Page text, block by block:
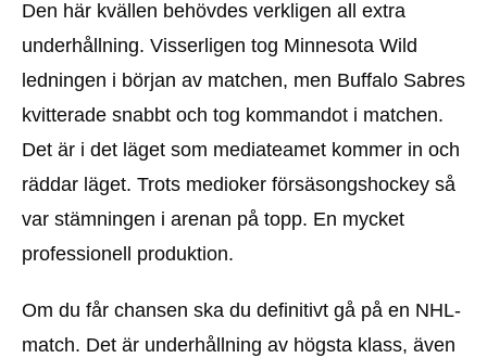
Den här kvällen behövdes verkligen all extra
underhållning. Visserligen tog Minnesota Wild
ledningen i början av matchen, men Buffalo Sabres
kvitterade snabbt och tog kommandot i matchen.
Det är i det läget som mediateamet kommer in och
räddar läget. Trots medioker försäsongshockey så
var stämningen i arenan på topp. En mycket
professionell produktion.
Om du får chansen ska du definitivt gå på en NHL-
match. Det är underhållning av högsta klass, även